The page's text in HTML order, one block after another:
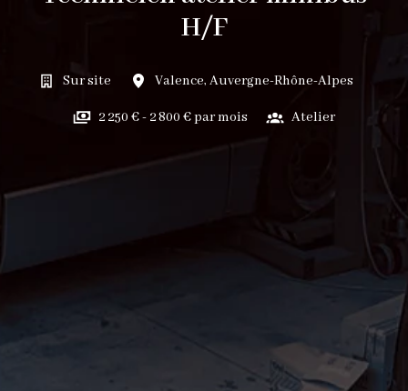
H/F
Sur site Valence, Auvergne-Rhône-Alpes
2 250 € - 2 800 € par mois Atelier